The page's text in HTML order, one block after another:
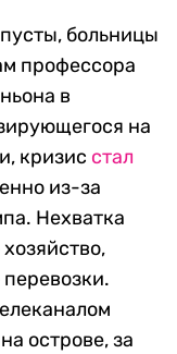
больницы
профессора
в
на
кризис стал
из-за
Нехватка
острове, за